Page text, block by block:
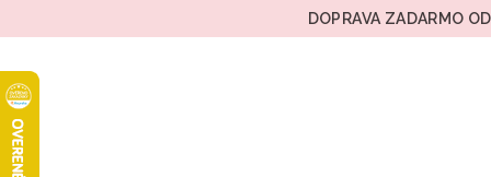
na
DOPRAVA ZADARMO